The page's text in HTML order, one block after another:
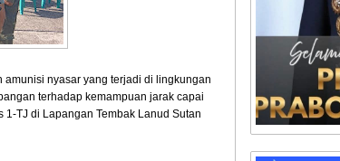
nyasar yang terjadi di lingkungan
terhadap kemampuan jarak capai
TJ di Lapangan Tembak Lanud Sutan